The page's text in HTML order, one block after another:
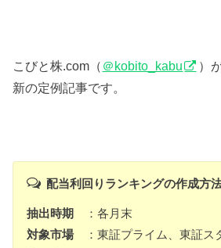
こびと株.com（ ＠kobito_kabu
）
新の定例記事です。
配当利回りランキングの作成方
抽出時期
：各月末
対象市場
：東証プライム、東証